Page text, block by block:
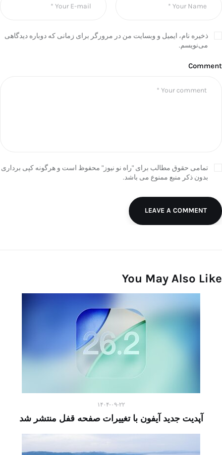
ذخیره نام، ایمیل و وبسایت من در مرورگر برای زمانی که دوباره دیدگاهی
می‌نویسم.
Comment
تمامی حقوق مطالب برای "راه نو نیوز" محفوظ است و هرگونه کپی برداری
بدون ذکر منبع ممنوع می باشد.
LEAVE A COMMENT
You May Also Like
۱۴۰۴-۰۹-۲۲
آپدیت جدید آیفون با تغییرات صفحه قفل منتشر شد